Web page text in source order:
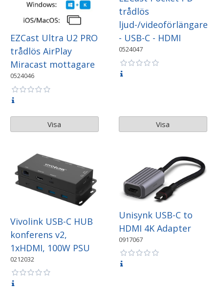
EZCast Ultra U2 PRO
trådlös AirPlay
Miracast mottagare
0524046
Visa
trådlös
ljud-/videoförlängare
- USB-C - HDMI
0524047
Visa
Vivolink USB-C HUB
konferens v2,
1xHDMI, 100W PSU
0212032
Unisynk USB-C to
HDMI 4K Adapter
0917067